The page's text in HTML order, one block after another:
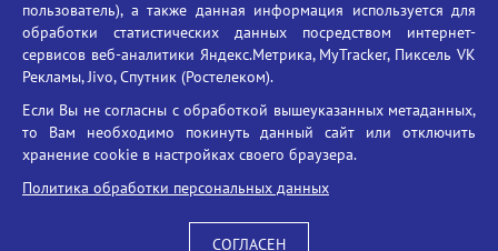
Время работы: пн-пт 09:00-18:00
Телефон: +7(4832)58-90-85
пользователь), а также данная информация используется для
обработки статистических данных посредством интернет-
сервисов веб-аналитики Яндекс.Метрика, MyTracker, Пиксель VK
Рекламы, Jivo, Спутник (Ростелеком).
Если Вы не согласны с обработкой вышеуказанных метаданных,
то Вам необходимо покинуть данный сайт или отключить
хранение cookie в настройках своего браузера.
Политика обработки персональных данных
СОГЛАСЕН